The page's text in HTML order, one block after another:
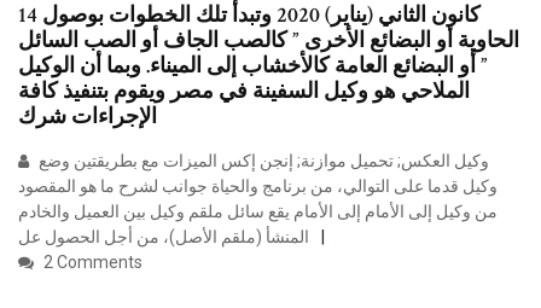
14 كانون الثاني (يناير) 2020 وتبدأ تلك الخطوات بوصول
الحاوية أو البضائع الأخرى ” كالصب الجاف أو الصب السائل
” أو البضائع العامة كالأخشاب إلى الميناء. وبما أن الوكيل
الملاحي هو وكيل السفينة في مصر ويقوم بتنفيذ كافة
الإجراءات شرك
وكيل قدما على التوالي، من برنامج والحياة جوانب لشرح ما هو المقصود
من وكيل إلى الأمام إلى الأمام يقع سائل ملقم وكيل بين العميل والخادم
المنشأ (ملقم الأصل)، من أجل الحصول عل
2 Comments